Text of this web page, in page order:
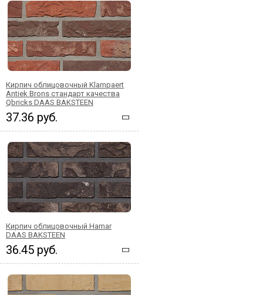
Кирпич облицовочный Klampaert
Antiek Brons стандарт качества
Qbricks DAAS BAKSTEEN
37.36 руб.
Кирпич облицовочный Hamar
DAAS BAKSTEEN
36.45 руб.